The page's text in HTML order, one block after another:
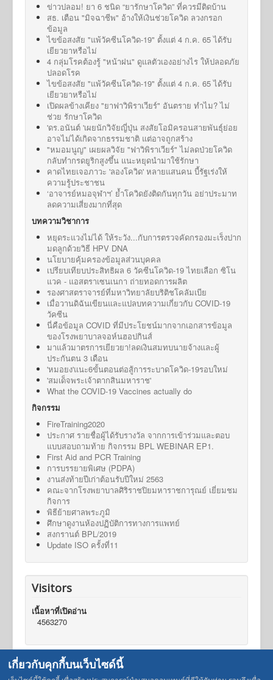
ข่าวปลอม! ยา 6 ชนิด “ยารักษาโควิด” ที่ควรมีติดบ้าน
สธ. เตือน "มิจฉาชีพ" อ้างให้เงินช่วยโควิด ลวงกรอก
ข้อมูล
ไขข้อสงสัย "แพ้วัคซีนโควิด-19" ตั้งแต่ 4 ก.ค. 65 ได้รับ
เยียวยาหรือไม่
4 กลุ่มโรคต้องรู้ "หน้าฝน" ดูแลตัวเองอย่างไร ให้ปลอดภัย
ปลอดโรค
ไขข้อสงสัย "แพ้วัคซีนโควิด-19" ตั้งแต่ 4 ก.ค. 65 ได้รับ
เยียวยาหรือไม่
เปิดผลข้างเคียง "ยาฟาวิพิราเวียร์" อันตราย ทำไม? ไม่
ช่วย รักษาโควิด
'ดร.อนันต์ 'เผยนักวิจัยญี่ปุ่น สงสัยโอมิครอนสายพันธุ์ย่อย
อาจไม่ได้เกิดจากธรรมชาติ แต่อาจถูกสร้าง
"หมอมนูญ" เผยผลวิจัย "ฟาวิพิราเวียร์" ไม่ลดป่วยโควิด
กลับทำกรดยูริกสูงขึ้น แนะหยุดนำมาใช้รักษา
คาดไทยเจอภาวะ 'ลองโควิด' หลายแสนคน บี้รัฐเร่งให้
ความรู้ประชาชน
‘อาจารย์หมอจุฬาฯ’ ย้ำโควิดยังติดกันทุกวัน อย่าประมาท
ลดความเสี่ยงมากที่สุด
บทความวิชาการ
หยุดระแวงไม่ได้ ให้ระวัง...กับการตรวจคัดกรองมะเร็งปาก
มดลูกด้วยวิธี HPV DNA
นโยบายคุ้มครองข้อมูลส่วนบุคคล
เปรียบเทียบประสิทธิผล 6 วัคซีนโควิด-19 ไทยเลือก ซิโน
แวค - แอสตราเซนเนกา ถ่ายทอดการผลิต
รองศาสตราจารย์ที่มหาวิทยาลัยบริติชโคลัมเบีย
เมื่อวานดิฉันเขียนและแปลบทความเกี่ยวกับ COVID-19
วัคซีน
นี่คือข้อมูล COVID ที่มีประโยชน์มากจากเอกสารข้อมูล
ของโรงพยาบาลจอห์นฮอปกินส์
มาแล้วมาตรการเยียวยา!ลดเงินสมทบนายจ้างและผู้
ประกันตน 3 เดือน
'หมอยง'แนะ6ขั้นตอนต่อสู้การระบาดโควิด-19รอบใหม่
'สมเด็จพระเจ้าตากสินมหาราช'
What the COVID-19 Vaccines actually do
กิจกรรม
FireTraining2020
ประกาศ รายชื่อผู้ได้รับรางวัล จากการเข้าร่วมและตอบ
แบบสอบถามท้าย กิจกรรม BPL WEBINAR EP1.
First Aid and PCR Training
การบรรยายพิเศษ (PDPA)
งานส่งท้ายปีเก่าต้อนรับปีใหม่ 2563
คณะจากโรงพยาบาลศิริราชปิยมหาราชการุณย์ เยี่ยมชม
กิจการ
พิธีย้ายศาลพระภูมิ
ศึกษาดูงานห้องปฏิบัติการทางการแพทย์
สงกรานต์ BPL/2019
Update ISO ครั้งที่11
Visitors
เนื้อหาที่เปิดอ่าน
4563270
Who's Online
เกี่ยวกับคุกกี้บนเว็บไซด์นี้